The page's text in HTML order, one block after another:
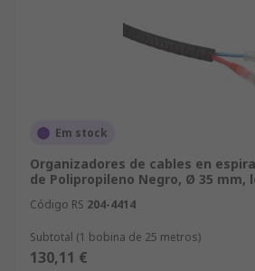
Em stock
Organizadores de cables en espiral
de Polipropileno Negro, Ø 35 mm,
Código RS 204-4414
Subtotal (1 bobina de 25 metros)
130,11 €